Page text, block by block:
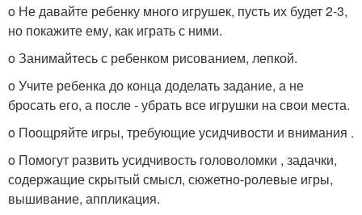
o Не давайте ребенку много игрушек, пусть их будет 2-3,
но покажите ему, как играть с ними.
o Занимайтесь с ребенком рисованием, лепкой.
o Учите ребенка до конца доделать задание, а не
бросать его, а после - убрать все игрушки на свои места.
o Поощряйте игры, требующие усидчивости и внимания .
o Помогут развить усидчивость головоломки , задачки,
содержащие скрытый смысл, сюжетно-ролевые игры,
вышивание, аппликация.